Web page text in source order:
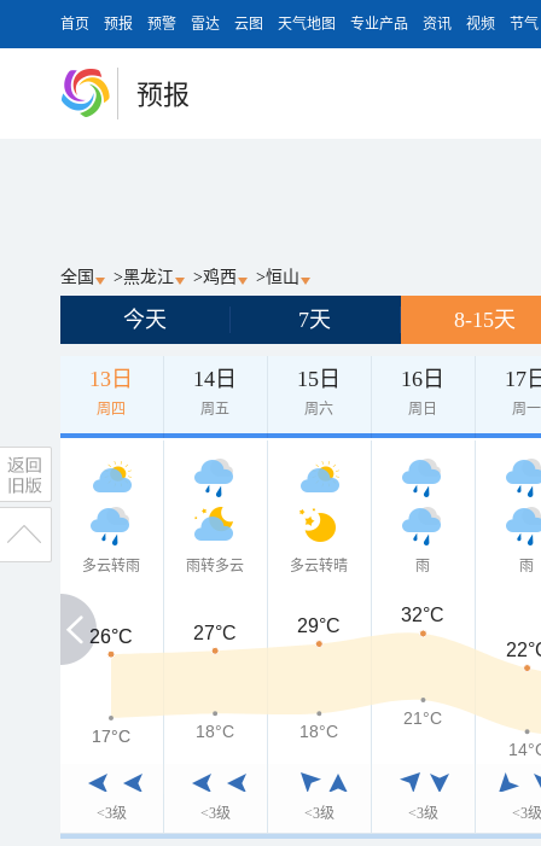
首页 预报 预警 雷达 云图 天气地图 专业产品 资讯 视频 节气
预报
全国 >黑龙江 >鸡西 >恒山
今天 7天 8-15天
13日
周四
14日
周五
15日
周六
16日
周日
17
周一
多云转雨
<3级
雨转多云
<3级
多云转晴
<3级
雨
<3级
雨
<3级
26°C
26°C 27°C 29°C
32°C
17°C
17°C 18°C 18°C
21°C